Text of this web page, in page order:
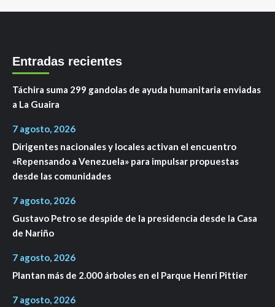
Entradas recientes
Táchira suma 299 gandolas de ayuda humanitaria enviadas
a La Guaira
7 agosto, 2026
Dirigentes nacionales y locales activan el encuentro
«Repensando a Venezuela» para impulsar propuestas
desde las comunidades
7 agosto, 2026
Gustavo Petro se despide de la presidencia desde la Casa
de Nariño
7 agosto, 2026
Plantan más de 2.000 árboles en el Parque Henri Pittier
7 agosto, 2026